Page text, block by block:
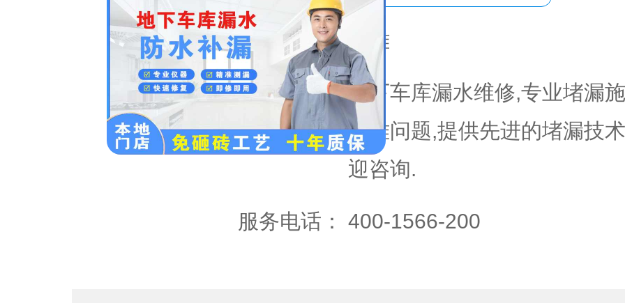
服务区域： 南雄
内容：
地下车库漏水维修,专业堵漏
疑难问题,提供先进的堵漏技
迎咨询.
服务电话： 400-1566-200